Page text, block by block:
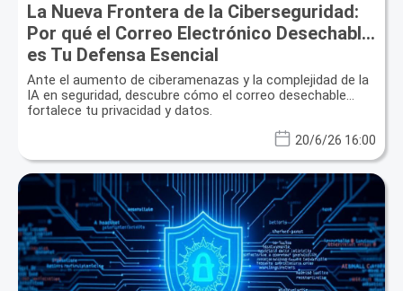
La Nueva Frontera de la Ciberseguridad:
Por qué el Correo Electrónico Desechable
es Tu Defensa Esencial
Ante el aumento de ciberamenazas y la complejidad de la
IA en seguridad, descubre cómo el correo desechable
fortalece tu privacidad y datos.
20/6/26 16:00